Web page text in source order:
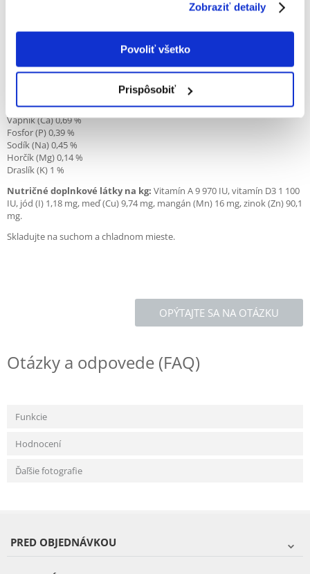
Zobraziť detaily
Povoliť všetko
Prispôsobiť
Zelenina, obilniny, produkty rastlinného pôvodu (extrakt z
extrakty, kvasnice (mannooligosacharidy 0,2 %)
Hrubý proteín 15 %
Hrubý popol 5,1 %
Vápnik (Ca) 0,69 %
Fosfor (P) 0,39 %
Sodík (Na) 0,45 %
Horčík (Mg) 0,14 %
Draslík (K) 1 %
Nutričné doplnkové látky na kg: Vitamín A 9 970 IU, vitamín D3 1 100
IU, jód (I) 1,18 mg, meď (Cu) 9,74 mg, mangán (Mn) 16 mg, zinok (Zn) 90,1
mg.
Skladujte na suchom a chladnom mieste.
OPÝTAJTE SA NA OTÁZKU
Otázky a odpovede (FAQ)
Funkcie
Hodnocení
Ďaľšie fotografie
PRED OBJEDNÁVKOU